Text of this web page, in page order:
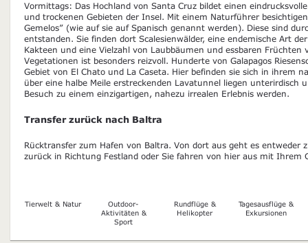
Vormittags: Das Hochland von Santa Cruz bildet einen
und trockenen Gebieten der Insel. Mit einem Naturführer
Gemelos” (wie auf sie auf Spanisch genannt werden). Diese sind
entstanden. Sie finden dort Scalesienwälder, eine endemische Art
Kakteen und eine Vielzahl von Laubbäumen und essbaren Früchten
Vegetationen ist besonders reizvoll. Hunderte von Galapagos
Gebiet von El Chato und La Caseta. Hier befinden sie sich in ihrem
über eine halbe Meile erstreckenden Lavatunnel liegen unterirdisch
Besuch zu einem einzigartigen, nahezu irrealen Erlebnis werden.
Transfer zurück nach Baltra
Rücktransfer zum Hafen von Baltra. Von dort aus geht es entweder
zurück in Richtung Festland oder Sie fahren von hier aus mit Ihrem
Tierwelt & Natur
Outdoor-
Aktivitäten &
Sport
Rundflüge &
Helikopter
Tagesausflüge &
Exkursionen